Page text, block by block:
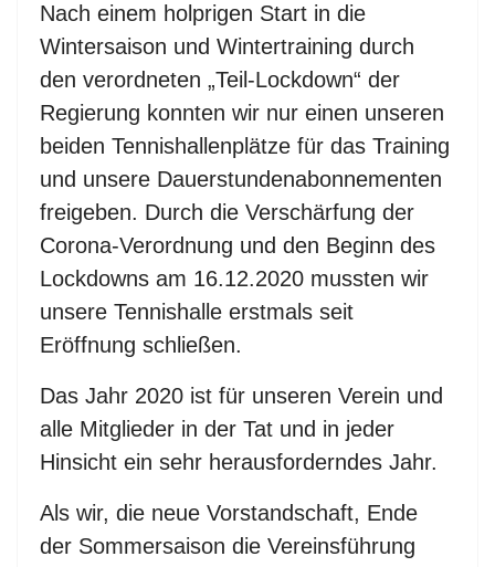
Nach einem holprigen Start in die
Wintersaison und Wintertraining durch
den verordneten „Teil-Lockdown“ der
Regierung konnten wir nur einen unseren
beiden Tennishallenplätze für das Training
und unsere Dauerstundenabonnementen
freigeben. Durch die Verschärfung der
Corona-Verordnung und den Beginn des
Lockdowns am 16.12.2020 mussten wir
unsere Tennishalle erstmals seit
Eröffnung schließen.
Das Jahr 2020 ist für unseren Verein und
alle Mitglieder in der Tat und in jeder
Hinsicht ein sehr herausforderndes Jahr.
Als wir, die neue Vorstandschaft, Ende
der Sommersaison die Vereinsführung